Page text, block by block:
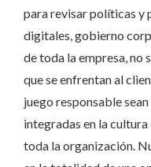
para revisar políticas y
digitales, gobierno
de toda la empresa, no
que se enfrentan al
juego responsable
integradas en la
toda la organización.